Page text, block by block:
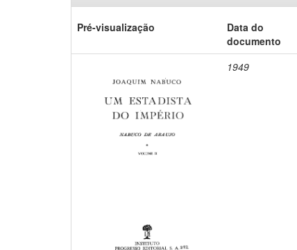
Pré-visualização
Data do
documento
1949